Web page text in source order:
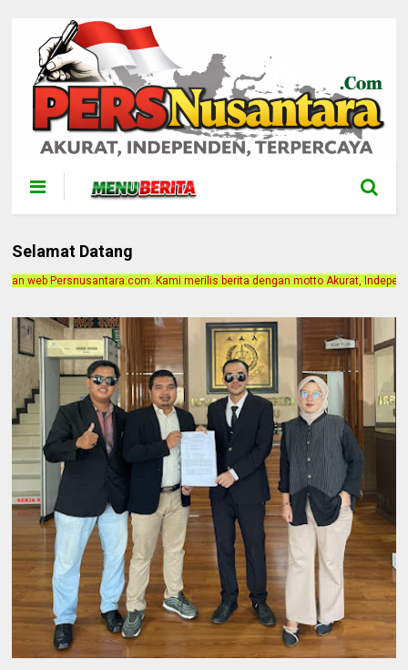
Selamat Datang
merilis berita dengan motto Akurat, Independen, Terpercaya. Alamat